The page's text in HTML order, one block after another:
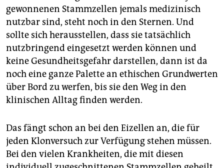
abo
genossenschaft
epaper login
gewonnenen Stammzellen jemals medizinisch
nutzbar sind, steht noch in den Sternen. Und
sollte sich herausstellen, dass sie tatsächlich
nutzbringend eingesetzt werden können und
keine Gesundheitsgefahr darstellen, dann ist da
noch eine ganze Palette an ethischen Grundwerten
über Bord zu werfen, bis sie den Weg in den
klinischen Alltag finden werden.
Das fängt schon an bei den Eizellen an, die für
jeden Klonversuch zur Verfügung stehen müssen.
Bei den vielen Krankheiten, die mit diesen